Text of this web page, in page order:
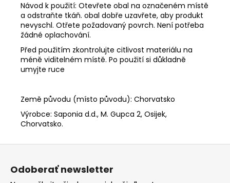
Návod k použití: Otevřete obal na označeném místě
a odstraňte tkáň. obal dobře uzavřete, aby produkt
nevyschl. Otřete požadovaný povrch. Není potřeba
žádné oplachování.
Před použitím zkontrolujte citlivost materiálu na
méně viditelném místě. Po použití si důkladně
umyjte ruce
Země původu (místo původu): Chorvatsko
Výrobce: Saponia d.d., M. Gupca 2, Osijek,
Chorvatsko.
Odoberať newsletter